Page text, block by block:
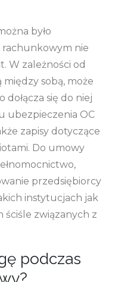
było
nie
W zależności od
sobą, może
dołącza się do niej
ubezpieczenia OC
zapisy dotyczące
Do umowy
przedsiębiorcy
instytucjach jak
ściśle związanych z
podczas